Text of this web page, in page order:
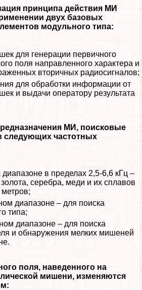
принципа действия МИ
двух базовых
модульного типа:
для генерации первичного
поля направленного хаpaктера и
вторичных радиосигналов;
для обработки информации от
и выдачи оператору результата
МИ, поисковые
следующих частотных
диапазоне в пределах 2,5-6,6 кГц –
серебра, меди и их сплавов
диапазоне – для поиска
типа;
диапазоне – для поиска
и обнаружения мелких мишеней
поля, наведенного на
мишени, изменяются